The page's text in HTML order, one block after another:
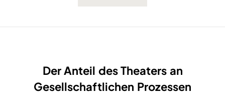
Der Anteil des Theaters an
Gesellschaftlichen Prozessen